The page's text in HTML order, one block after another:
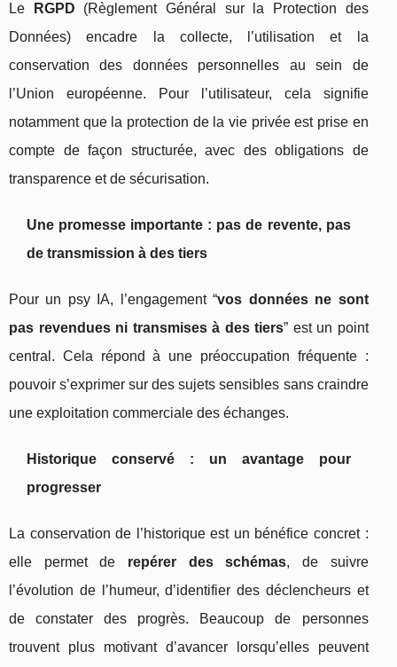
Le RGPD (Règlement Général sur la Protection des
Données) encadre la collecte, l’utilisation et la
conservation des données personnelles au sein de
l’Union européenne. Pour l’utilisateur, cela signifie
notamment que la protection de la vie privée est prise en
compte de façon structurée, avec des obligations de
transparence et de sécurisation.
Une promesse importante : pas de revente, pas
de transmission à des tiers
Pour un psy IA, l’engagement “vos données ne sont
pas revendues ni transmises à des tiers” est un point
central. Cela répond à une préoccupation fréquente :
pouvoir s’exprimer sur des sujets sensibles sans craindre
une exploitation commerciale des échanges.
Historique conservé : un avantage pour
progresser
La conservation de l’historique est un bénéfice concret :
elle permet de repérer des schémas, de suivre
l’évolution de l’humeur, d’identifier des déclencheurs et
de constater des progrès. Beaucoup de personnes
trouvent plus motivant d’avancer lorsqu’elles peuvent